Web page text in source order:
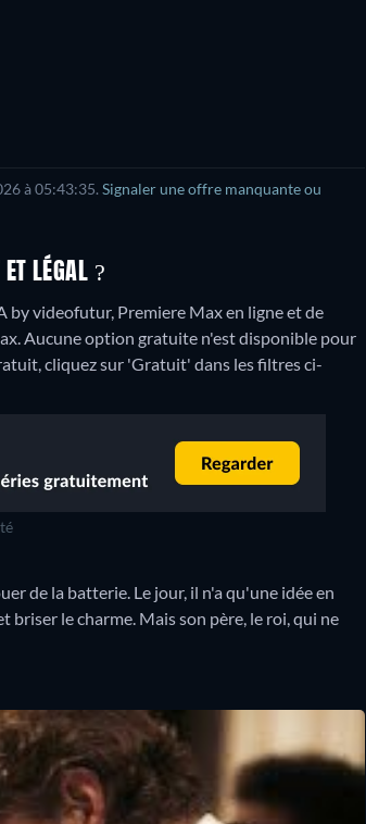
à 05:43:35. Signaler une offre manquante ou
ET LÉGAL ?
by videofutur, Premiere Max en ligne et de
Aucune option gratuite n'est disponible pour
cliquez sur 'Gratuit' dans les filtres ci-
de la batterie. Le jour, il n'a qu'une idée en
le charme. Mais son père, le roi, qui ne